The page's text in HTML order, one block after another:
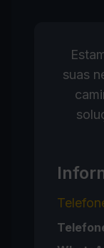
suas